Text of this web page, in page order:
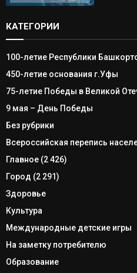
КАТЕГОРИИ
100-летие Республики
450-летие основания г.Уфы
75-летие Победы в Великой
9 мая – День Победы
Без рубрики
Всероссийская перепись
Главное (2 426)
Город (2 291)
Здоровье
Культура
Международные детские игры
На заметку потребителю
Образование